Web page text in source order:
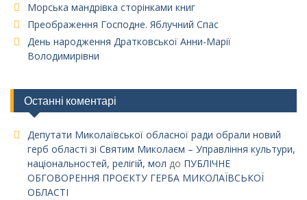
Морська мандрівка сторінками книг
Преображення Господне. Яблучний Спас
День народження Дратковської Анни-Марії
Володимирівни
Останні коментарі
Депутати Миколаївської обласної ради обрали новий
герб області зі Святим Миколаєм – Управління культури,
національностей, релігій, мол до ПУБЛІЧНЕ
ОБГОВОРЕННЯ ПРОЄКТУ ГЕРБА МИКОЛАЇВСЬКОЇ
ОБЛАСТІ